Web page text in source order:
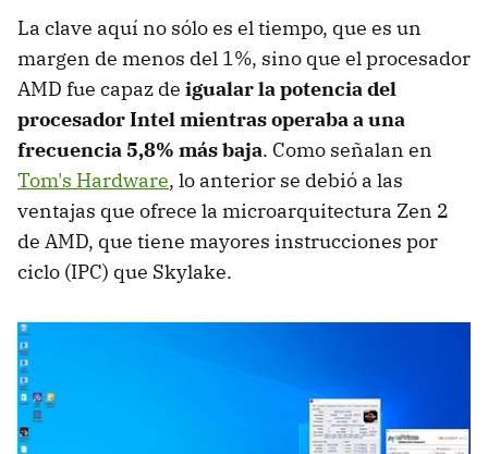
La clave aquí no sólo es el tiempo, que es un
margen de menos del 1%, sino que el procesador
AMD fue capaz de igualar la potencia del
procesador Intel mientras operaba a una
frecuencia 5,8% más baja. Como señalan en
Tom's Hardware, lo anterior se debió a las
ventajas que ofrece la microarquitectura Zen 2
de AMD, que tiene mayores instrucciones por
ciclo (IPC) que Skylake.